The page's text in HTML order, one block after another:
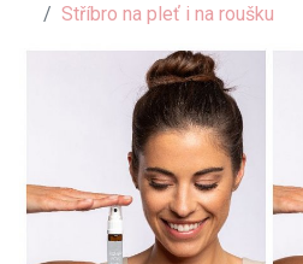
Stříbro na pleť i na roušku